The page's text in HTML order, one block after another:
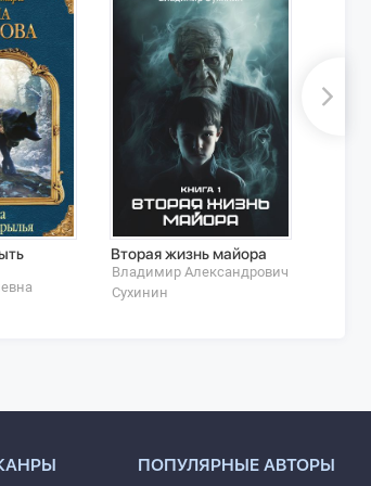
Вторая жизнь майора
Владимир Александрович
Сухинин
ПОПУЛЯРНЫЕ АВТОРЫ